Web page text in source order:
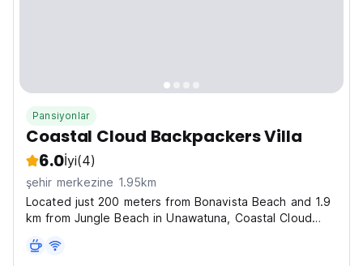
Pansiyonlar
Coastal Cloud Backpackers Villa
6.0İyi(4)
şehir merkezine 1.95km
Located just 200 meters from Bonavista Beach and 1.9
km from Jungle Beach in Unawatuna, Coastal Cloud
seating area and a fully-equipped kitchen. Guests can